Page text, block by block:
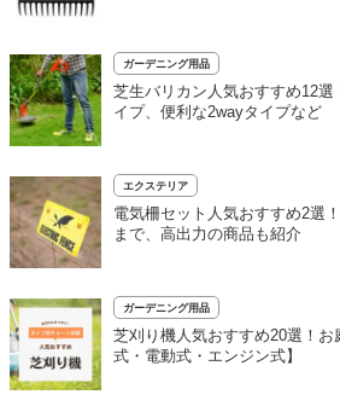
ガーデニング用品
芝生バリカン人気おすすめ12
イプ、便利な2wayタイプなど
エクステリア
電気柵セット人気おすすめ2選
まで、高出力の商品も紹介
ガーデニング用品
芝刈り機人気おすすめ20選！
式・電動式・エンジン式】